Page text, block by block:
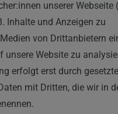
100
handel.de
09:00 - 16:00
unserer Webseite
Inhalte und Anzeigen zu
von Drittanbietern
unsere Website zu
erfolgt erst durch
mit Dritten, die wir in